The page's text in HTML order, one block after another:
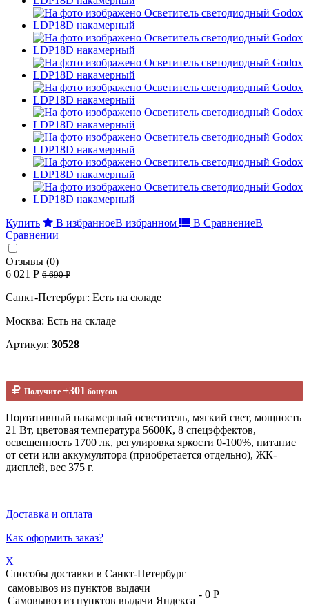
Купить В избранноеВ избранном В СравнениеВ
Сравнении
Отзывы (0)
6 021 Р 6 690 Р
Санкт-Петербург: Есть на складе
Москва: Есть на складе
Артикул: 30528
Получите +301 бонусов
Портативный накамерный осветитель, мягкий свет, мощность
21 Вт, цветовая температура 5600К, 8 спецэффектов,
освещенность 1700 лк, регулировка яркости 0-100%, питание
от сети или аккумулятора (приобретается отдельно), ЖК-
дисплей, вес 375 г.
Доставка и оплата
Как оформить заказ?
X
Способы доставки в Санкт-Петербург
самовывоз из пунктов выдачи
Самовывоз из пунктов выдачи Яндекса
- 0 Р